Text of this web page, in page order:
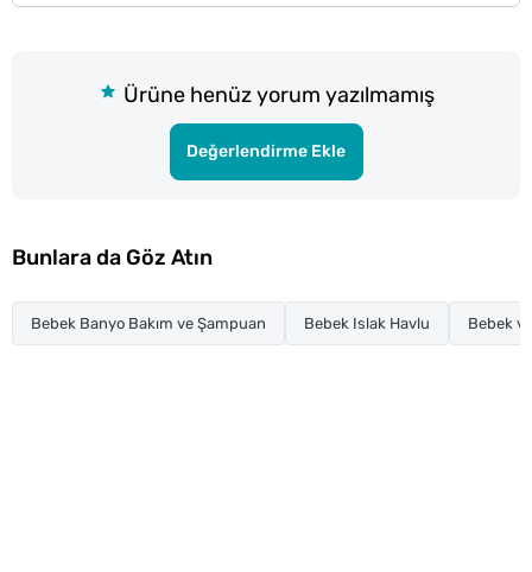
Ürüne henüz yorum yazılmamış
Değerlendirme Ekle
Bunlara da Göz Atın
Bebek Banyo Bakım ve Şampuan Bebek Islak Havlu Bebek